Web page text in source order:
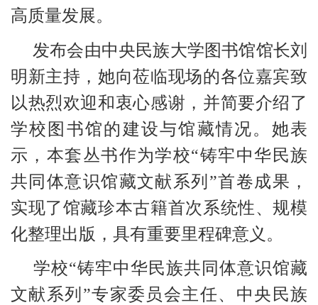
高质量发展。
发布会由中央民族大学图书馆馆长刘
明新主持，她向莅临现场的各位嘉宾致
以热烈欢迎和衷心感谢，并简要介绍了
学校图书馆的建设与馆藏情况。她表
示，本套丛书作为学校“铸牢中华民族
共同体意识馆藏文献系列”首卷成果，
实现了馆藏珍本古籍首次系统性、规模
化整理出版，具有重要里程碑意义。
学校“铸牢中华民族共同体意识馆藏
文献系列”专家委员会主任、中央民族